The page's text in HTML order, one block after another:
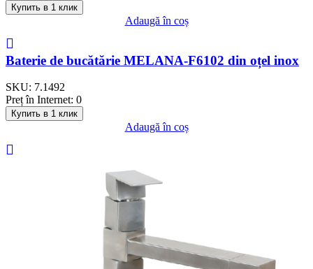
Купить в 1 клик
Adaugă în coș
Baterie de bucătărie MELANA-F6102 din oțel inox
SKU: 7.1492
Preț în Internet: 0
Купить в 1 клик
Adaugă în coș